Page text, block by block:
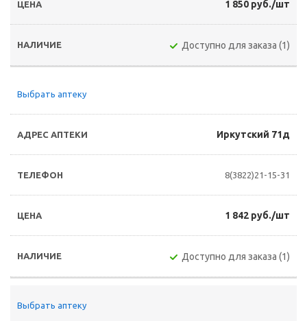
1 850 руб./шт
Доступно для заказа (1)
Выбрать аптеку
Иркутский 71д
8(3822)21-15-31
1 842 руб./шт
Доступно для заказа (1)
Выбрать аптеку